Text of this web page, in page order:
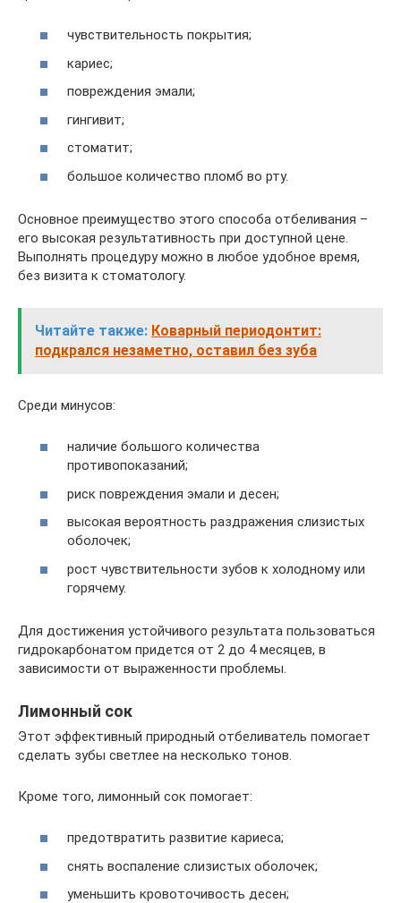
чувствительность покрытия;
кариес;
повреждения эмали;
гингивит;
стоматит;
большое количество пломб во рту.
Основное преимущество этого способа отбеливания –
его высокая результативность при доступной цене.
Выполнять процедуру можно в любое удобное время,
без визита к стоматологу.
Читайте также: Коварный периодонтит:
подкрался незаметно, оставил без зуба
Среди минусов:
наличие большого количества
противопоказаний;
риск повреждения эмали и десен;
высокая вероятность раздражения слизистых
оболочек;
рост чувствительности зубов к холодному или
горячему.
Для достижения устойчивого результата пользоваться
гидрокарбонатом придется от 2 до 4 месяцев, в
зависимости от выраженности проблемы.
Лимонный сок
Этот эффективный природный отбеливатель помогает
сделать зубы светлее на несколько тонов.
Кроме того, лимонный сок помогает:
предотвратить развитие кариеса;
снять воспаление слизистых оболочек;
уменьшить кровоточивость десен;